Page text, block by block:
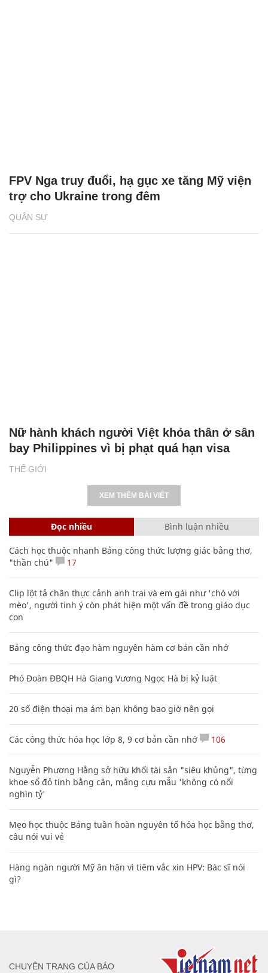
QUÂN SỰ
FPV Nga truy đuổi, hạ gục xe tăng Mỹ viện
trợ cho Ukraine trong đêm
THẾ GIỚI
Nữ hành khách người Việt khỏa thân ở sân
bay Philippines vì bị phạt quá hạn visa
XEM THÊM BÀI VIẾT
Đọc nhiều Bình luận nhiều
Cách học thuộc nhanh Bảng công thức lượng giác bằng thơ,
"thần chú"
17
Clip lột tả chân thực cảnh anh trai và em gái như 'chó với
mèo', người tinh ý còn phát hiện một vấn đề trong giáo dục
con
Bảng công thức đạo hàm nguyên hàm cơ bản cần nhớ
Phó Đoàn ĐBQH Hà Giang Vương Ngọc Hà bị kỷ luật
20 số điện thoại ma ám bạn không bao giờ nên gọi
Các công thức hóa học lớp 8, 9 cơ bản cần nhớ 106
Nguyễn Phương Hằng sở hữu khối tài sản "siêu khủng", từng
khoe sổ đỏ tính bằng cân, mắng cựu mẫu 'không có nổi
nghìn tỷ'
Mẹo học thuộc Bảng tuần hoàn nguyên tố hóa học bằng thơ,
câu nói vui vẻ
Hàng ngàn người Mỹ ân hận vì tiêm vắc xin HPV: Bác sĩ nói
gì?
CHUYÊN TRANG CỦA BÁO